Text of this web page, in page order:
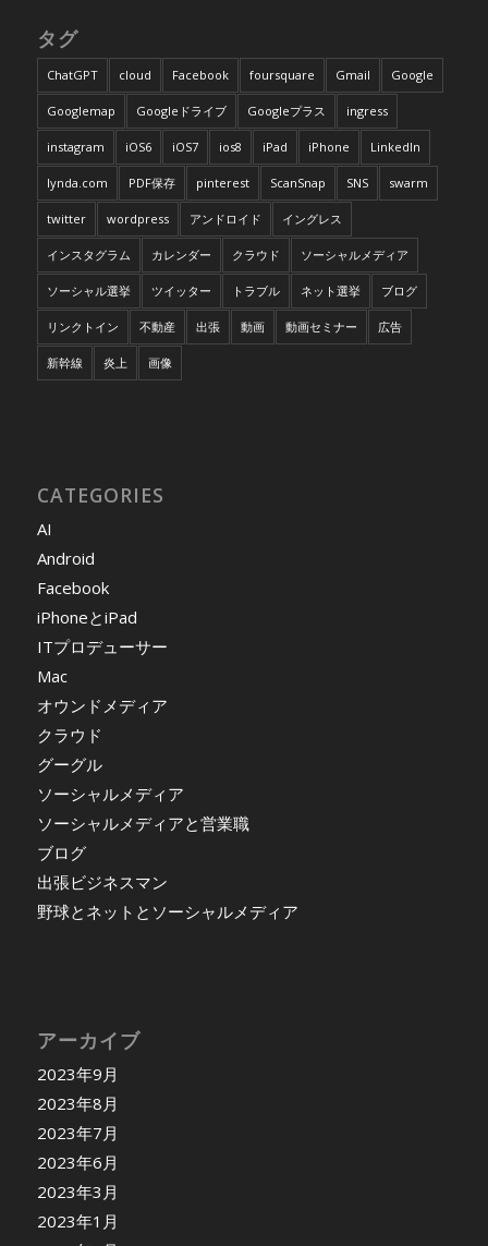
タグ
ChatGPT cloud Facebook foursquare Gmail Google
Googlemap Googleドライブ Googleプラス ingress
instagram iOS6 iOS7 ios8 iPad iPhone LinkedIn
lynda.com PDF保存 pinterest ScanSnap SNS swarm
twitter wordpress アンドロイド イングレス
インスタグラム カレンダー クラウド ソーシャルメディア
ソーシャル選挙 ツイッター トラブル ネット選挙 ブログ
リンクトイン 不動産 出張 動画 動画セミナー 広告
新幹線 炎上 画像
CATEGORIES
AI
Android
Facebook
iPhoneとiPad
ITプロデューサー
Mac
オウンドメディア
クラウド
グーグル
ソーシャルメディア
ソーシャルメディアと営業職
ブログ
出張ビジネスマン
野球とネットとソーシャルメディア
アーカイブ
2023年9月
2023年8月
2023年7月
2023年6月
2023年3月
2023年1月